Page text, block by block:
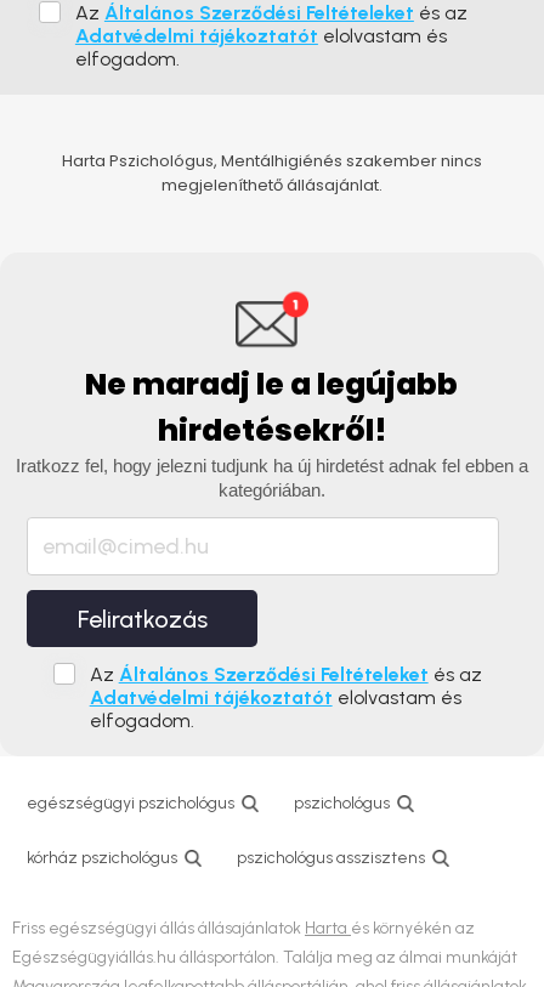
Az Általános Szerződési Feltételeket és az
Adatvédelmi tájékoztatót elolvastam és
elfogadom.
Harta Pszichológus, Mentálhigiénés szakember nincs
megjeleníthető állásajánlat.
Ne maradj le a legújabb
hirdetésekről!
Iratkozz fel, hogy jelezni tudjunk ha új hirdetést adnak fel ebben a
kategóriában.
Feliratkozás
Az Általános Szerződési Feltételeket és az
Adatvédelmi tájékoztatót elolvastam és
elfogadom.
egészségügyi pszichológus pszichológus
kórház pszichológus pszichológus asszisztens
Friss egészségügyi állás állásajánlatok Harta és környékén az
Egészségügyiállás.hu állásportálon. Találja meg az álmai munkáját